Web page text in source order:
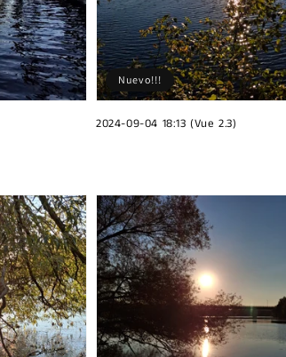
2024-09-04 18:13 (Vue 2.3)
Nuevo!!!